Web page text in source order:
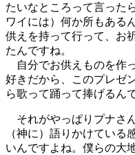
たいなところって言った
ワイには）何か所もある
供えを持って行って、お
たんですね。
自分でお供えものを作
好きだから、このプレゼ
ら歌って踊って捧げるん
それがやっぱりプナさ
（神に）語りかけている
いんですよね。僕らの大